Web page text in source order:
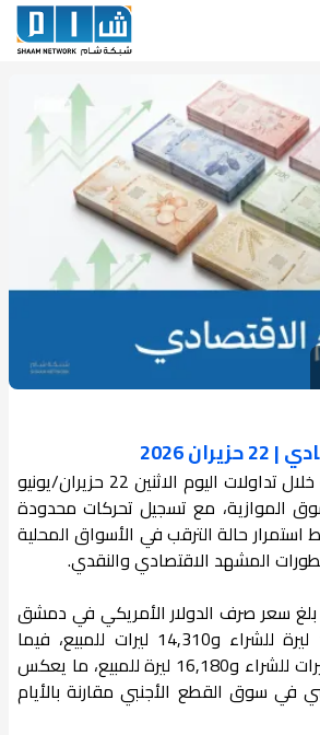
2026
شهدت الليرة السورية خلال تداولات اليوم الاثنين 22 حزيران/يونيو
الموازية، مع تسجيل تحركات محدودة
حالة الترقب في الأسواق المحلية
المشهد الاقتصادي والنقدي.
بلغ سعر صرف الدولار الأمريكي في دمشق
وحلب وإدلب 14,250 ليرة للشراء و14,310 ليرات للمبيع، فيما
سجل اليورو 16,106 ليرات للشراء و16,180 ليرة للمبيع، ما يعكس
في سوق القطع الأجنبي مقارنة بالأيام